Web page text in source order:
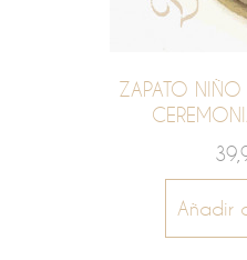
ZAPATO
Añadir